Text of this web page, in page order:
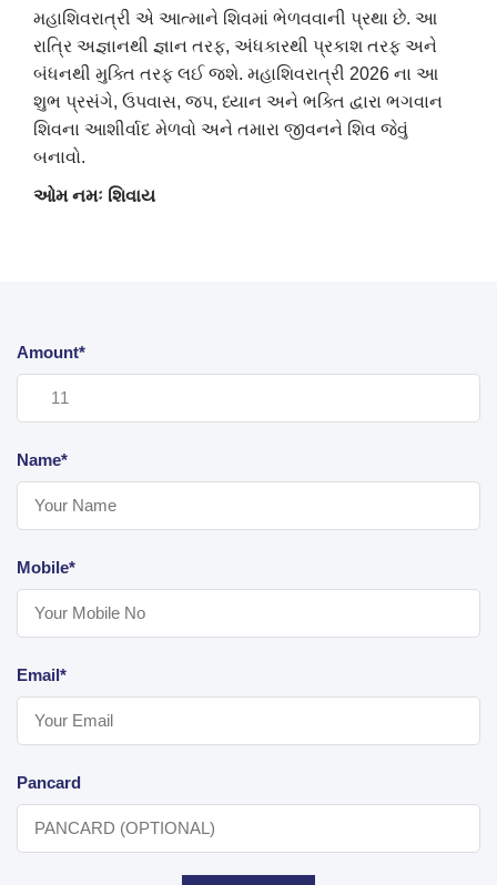
મહાશિવરાત્રી એ આત્માને શિવમાં ભેળવવાની પ્રથા છે. આ
રાત્રિ અજ્ઞાનથી જ્ઞાન તરફ, અંધકારથી પ્રકાશ તરફ અને
બંધનથી મુક્તિ તરફ લઈ જશે. મહાશિવરાત્રી 2026 ના આ
શુભ પ્રસંગે, ઉપવાસ, જપ, ધ્યાન અને ભક્તિ દ્વારા ભગવાન
શિવના આશીર્વાદ મેળવો અને તમારા જીવનને શિવ જેવું
બનાવો.
ઓમ નમઃ શિવાય
Amount*
Name*
Mobile*
Email*
Pancard